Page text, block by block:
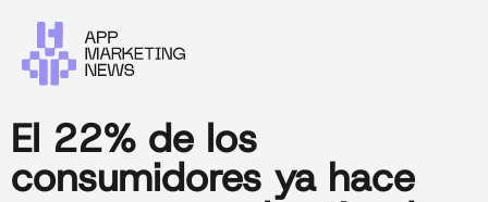
El 22% de los
consumidores ya hace